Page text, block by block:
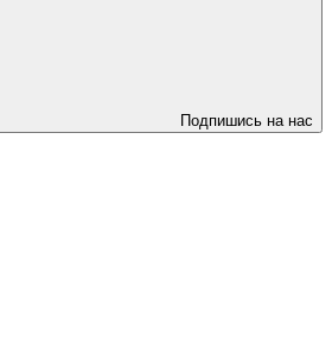
Подпишись на нас